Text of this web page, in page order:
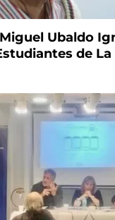
Ubaldo
de La